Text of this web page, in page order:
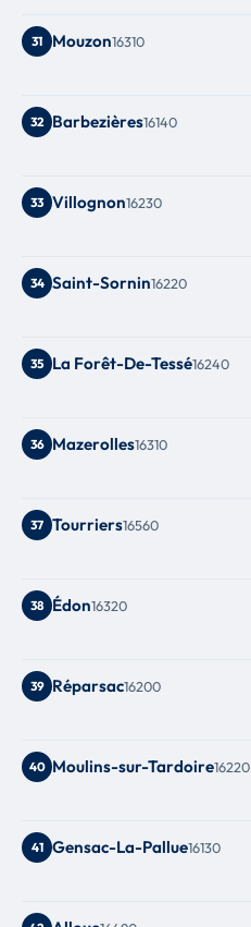
31 Mouzon16310
32 Barbezières16140
33 Villognon16230
34 Saint-Sornin16220
35 La Forêt-De-Tessé16240
36 Mazerolles16310
37 Tourriers16560
38 Édon16320
39 Réparsac16200
40 Moulins-sur-Tardoire16220
41 Gensac-La-Pallue16130